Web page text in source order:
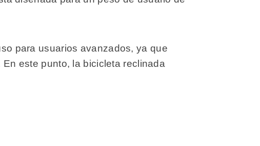
para usuarios avanzados, ya que
este punto, la bicicleta reclinada